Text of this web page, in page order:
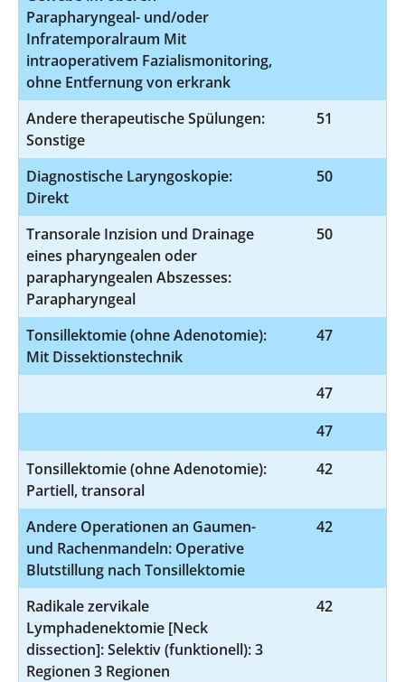
Parapharyngeal- und/oder
Infratemporalraum Mit
intraoperativem Fazialismonitoring,
ohne Entfernung von erkrank
Andere therapeutische Spülungen:
Sonstige
51
Diagnostische Laryngoskopie:
Direkt
50
Transorale Inzision und Drainage
eines pharyngealen oder
parapharyngealen Abszesses:
Parapharyngeal
50
Tonsillektomie (ohne Adenotomie):
Mit Dissektionstechnik
47
47
47
Tonsillektomie (ohne Adenotomie):
Partiell, transoral
42
Andere Operationen an Gaumen-
und Rachenmandeln: Operative
Blutstillung nach Tonsillektomie
42
Radikale zervikale
Lymphadenektomie [Neck
dissection]: Selektiv (funktionell): 3
Regionen 3 Regionen
42